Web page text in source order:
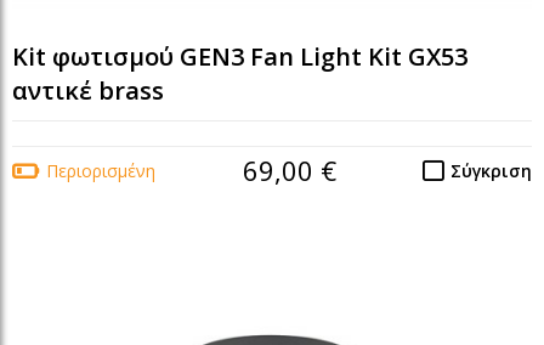
Kit φωτισμού GEN3 Fan Light Kit GX53
αντικέ brass
Περιορισμένη Σύγκριση
69,00 €